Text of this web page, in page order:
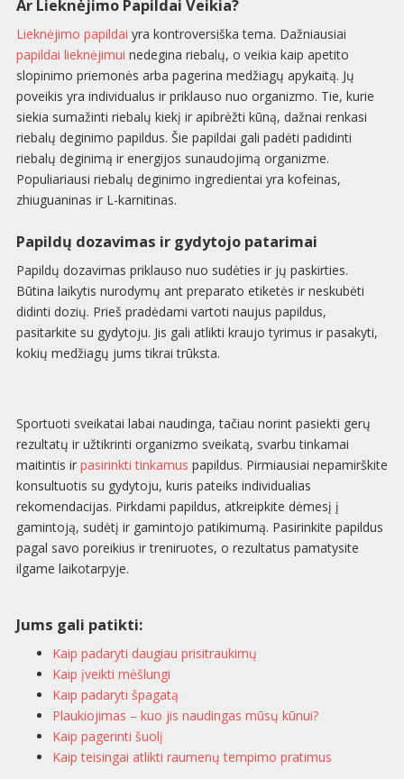
Ar Lieknėjimo Papildai Veikia?
Lieknėjimo papildai yra kontroversiška tema. Dažniausiai
papildai lieknėjimui nedegina riebalų, o veikia kaip apetito
slopinimo priemonės arba pagerina medžiagų apykaitą. Jų
poveikis yra individualus ir priklauso nuo organizmo. Tie, kurie
siekia sumažinti riebalų kiekį ir apibrėžti kūną, dažnai renkasi
riebalų deginimo papildus. Šie papildai gali padėti padidinti
riebalų deginimą ir energijos sunaudojimą organizme.
Populiariausi riebalų deginimo ingredientai yra kofeinas,
zhiuguaninas ir L-karnitinas.
Papildų dozavimas ir gydytojo patarimai
Papildų dozavimas priklauso nuo sudėties ir jų paskirties.
Būtina laikytis nurodymų ant preparato etiketės ir neskubėti
didinti dozių. Prieš pradėdami vartoti naujus papildus,
pasitarkite su gydytoju. Jis gali atlikti kraujo tyrimus ir pasakyti,
kokių medžiagų jums tikrai trūksta.
Sportuoti sveikatai labai naudinga, tačiau norint pasiekti gerų
rezultatų ir užtikrinti organizmo sveikatą, svarbu tinkamai
maitintis ir pasirinkti tinkamus papildus. Pirmiausiai nepamirškite
konsultuotis su gydytoju, kuris pateiks individualias
rekomendacijas. Pirkdami papildus, atkreipkite dėmesį į
gamintoją, sudėtį ir gamintojo patikimumą. Pasirinkite papildus
pagal savo poreikius ir treniruotes, o rezultatus pamatysite
ilgame laikotarpyje.
Jums gali patikti:
Kaip padaryti daugiau prisitraukimų
Kaip įveikti mėšlungi
Kaip padaryti špagatą
Plaukiojimas – kuo jis naudingas mūsų kūnui?
Kaip pagerinti šuolį
Kaip teisingai atlikti raumenų tempimo pratimus